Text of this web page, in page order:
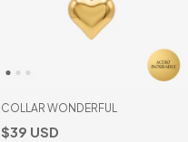
COLLAR WONDERFUL
$39 USD